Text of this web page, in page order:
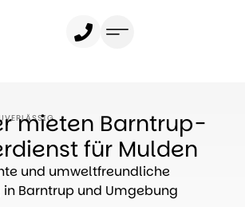
mieten Barntrup-
für Mulden
und umweltfreundliche
in Barntrup und Umgebung